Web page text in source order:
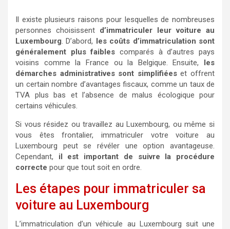
Il existe plusieurs raisons pour lesquelles de nombreuses
personnes choisissent d’immatriculer leur voiture au
Luxembourg. D’abord, les coûts d’immatriculation sont
généralement plus faibles comparés à d’autres pays
voisins comme la France ou la Belgique. Ensuite, les
démarches administratives sont simplifiéeset offrent
un certain nombre d’avantages fiscaux, comme un taux de
TVA plus bas et l’absence de malus écologique pour
certains véhicules.
Si vous résidez ou travaillez au Luxembourg, ou même si
vous êtes frontalier, immatriculer votre voiture au
Luxembourg peut se révéler une option avantageuse.
Cependant, il est important de suivre la procédure
correcte pour que tout soit en ordre.
Les étapes pour immatriculer sa
voiture au Luxembourg
L’immatriculation d’un véhicule au Luxembourg suit une